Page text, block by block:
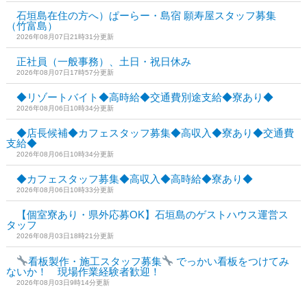
石垣島在住の方へ）ぱーらー・島宿 願寿屋スタッフ募集
（竹富島）
2026年08月07日21時31分更新
正社員（一般事務）、土日・祝日休み
2026年08月07日17時57分更新
◆リゾートバイト◆高時給◆交通費別途支給◆寮あり◆
2026年08月06日10時34分更新
◆店長候補◆カフェスタッフ募集◆高収入◆寮あり◆交通費
支給◆
2026年08月06日10時34分更新
◆カフェスタッフ募集◆高収入◆高時給◆寮あり◆
2026年08月06日10時33分更新
【個室寮あり・県外応募OK】石垣島のゲストハウス運営ス
タッフ
2026年08月03日18時21分更新
看板製作・施工スタッフ募集
でっかい看板をつけてみ
ないか！ 現場作業経験者歓迎！
2026年08月03日9時14分更新